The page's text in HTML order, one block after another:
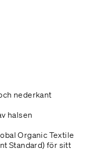
nederkant
halsen
Organic Textile
Standard) för sitt